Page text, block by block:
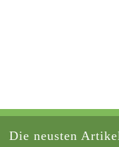
Die neusten